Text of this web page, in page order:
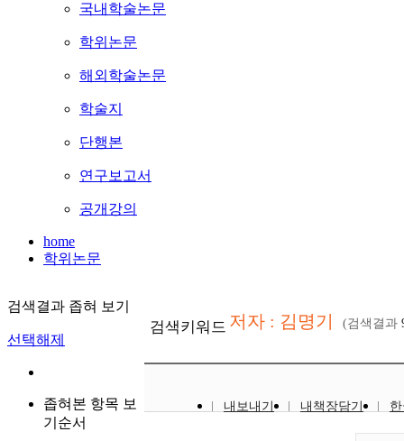
국내학술논문
학위논문
해외학술논문
학술지
단행본
연구보고서
공개강의
home
학위논문
검색결과 좁혀 보기
선택해제
좁혀본 항목 보
기순서
검색키워드 저자 : 김명기 (검색결과
내보내기 내책장담기